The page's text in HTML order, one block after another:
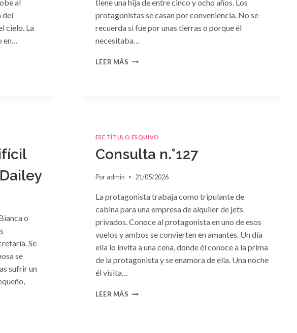
al
del
cielo. La
tiene una hija de entre cinco y ocho años. Los
protagonistas se casan por conveniencia. No se
recuerda si fue por unas tierras o porque él
necesitaba…
LEER MÁS CONSULTA
o
Se
se
sufrir un
ESE TÍTULO ESQUIVO
Consulta n.°127
Por admin 21/05/2026
La protagonista trabaja como tripulante de
cabina para una empresa de alquiler de jets
privados. Conoce al protagonista en uno de esos
vuelos y ambos se convierten en amantes. Un día
ella lo invita a una cena, donde él conoce a la prima
de la protagonista y se enamora de ella. Una noche
él visita…
LEER MÁS CONSULTA